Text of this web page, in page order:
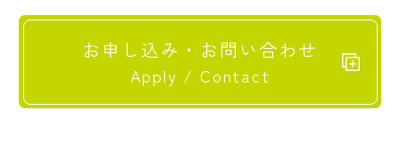
お申し込み・お問い合わせ
Apply / Contact